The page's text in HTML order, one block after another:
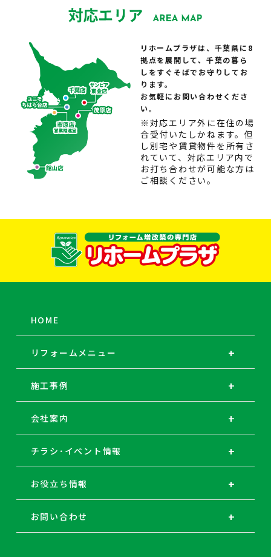
リホームプラザは、千葉県に8
拠点を展開して、千葉の暮ら
しをすぐそばでお守りしてお
ります。
お気軽にお問い合わせくださ
い。
※対応エリア外に在住の場
合受付いたしかねます。但
し別宅や賃貸物件を所有さ
れていて、対応エリア内で
お打ち合わせが可能な方は
ご相談ください。
HOME
リフォームメニュー
施工事例
会社案内
チラシ･イベント情報
お役立ち情報
お問い合わせ